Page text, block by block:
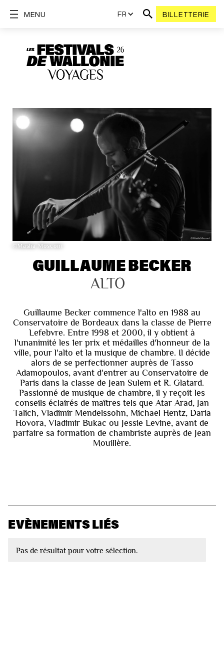
FR BILLETTERIE
MENU
©Masha Mosconi
GUILLAUME BECKER
ALTO
Guillaume Becker commence l'alto en 1988 au
Conservatoire de Bordeaux dans la classe de Pierre
Lefebvre. Entre 1998 et 2000, il y obtient à
l'unanimité les 1er prix et médailles d'honneur de la
ville, pour l'alto et la musique de chambre. Il décide
alors de se perfectionner auprès de Tasso
Adamopoulos, avant d'entrer au Conservatoire de
Paris dans la classe de Jean Sulem et R. Glatard.
Passionné de musique de chambre, il y reçoit les
conseils éclairés de maîtres tels que Atar Arad, Jan
Talich, Vladimir Mendelssohn, Michael Hentz, Daria
Hovora, Vladimir Bukac ou Jessie Levine, avant de
parfaire sa formation de chambriste auprès de Jean
Mouillère.
EVÈNEMENTS LIÉS
Pas de résultat pour votre sélection.